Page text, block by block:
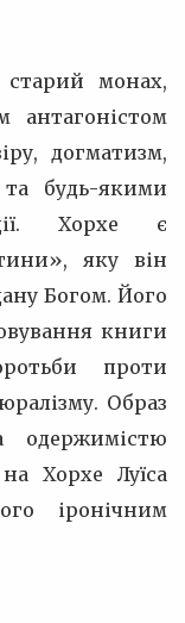
монах,
антагоністом
догматизм,
будь-якими
Хорхе є
яку він
Богом. Його
книги
проти
Образ
Хорхе Луїса
іронічним